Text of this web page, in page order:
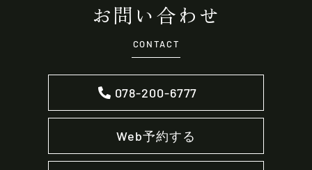
お問い合わせ
CONTACT
078-200-6777
Web予約する